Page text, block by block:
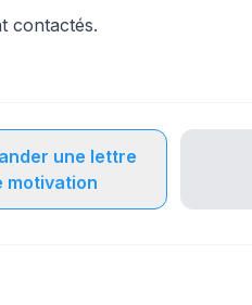
contactés.
une lettre
motivation